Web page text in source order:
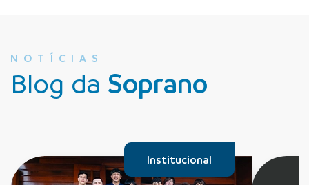
NOTÍCIAS
Blog da Soprano
Institucional